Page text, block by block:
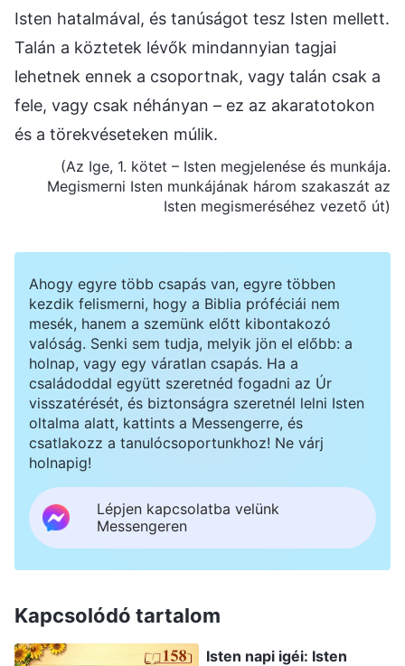
Isten hatalmával, és tanúságot tesz Isten mellett.
Talán a köztetek lévők mindannyian tagjai
lehetnek ennek a csoportnak, vagy talán csak a
fele, vagy csak néhányan – ez az akaratotokon
és a törekvéseteken múlik.
(Az Ige, 1. kötet – Isten megjelenése és munkája.
Megismerni Isten munkájának három szakaszát az
Isten megismeréséhez vezető út)
Ahogy egyre több csapás van, egyre többen
kezdik felismerni, hogy a Biblia próféciái nem
mesék, hanem a szemünk előtt kibontakozó
valóság. Senki sem tudja, melyik jön el előbb: a
holnap, vagy egy váratlan csapás. Ha a
családoddal együtt szeretnéd fogadni az Úr
visszatérését, és biztonságra szeretnél lelni Isten
oltalma alatt, kattints a Messengerre, és
csatlakozz a tanulócsoportunkhoz! Ne várj
holnapig!
Lépjen kapcsolatba velünk
Messengeren
Kapcsolódó tartalom
Isten napi igéi: Isten